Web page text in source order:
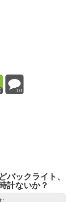
10
バックライト、
計ないか？